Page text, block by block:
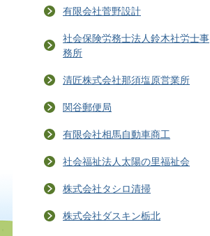
有限会社菅野設計
社会保険労務士法人鈴木社労士事
務所
清匠株式会社那須塩原営業所
関谷郵便局
有限会社相馬自動車商工
社会福祉法人太陽の里福祉会
株式会社タシロ清掃
株式会社ダスキン栃北